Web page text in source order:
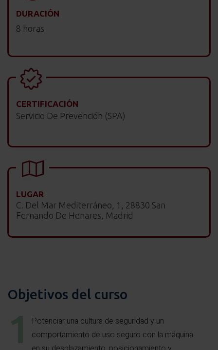
DURACIÓN
8 horas
CERTIFICACIÓN
Servicio De Prevención (SPA)
LUGAR
C. Del Mar Mediterráneo, 1, 28830 San
Fernando De Henares, Madrid
Objetivos del curso
Potenciar una cultura de seguridad y un
comportamiento de uso seguro con la máquina